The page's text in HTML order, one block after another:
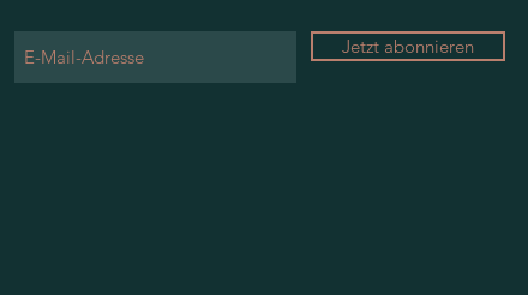
Jetzt abonnieren